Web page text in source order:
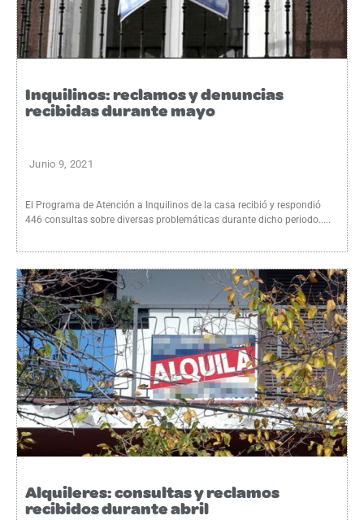
Inquilinos: reclamos y denuncias
recibidas durante mayo
Junio 9, 2021
El Programa de Atención a Inquilinos de la casa recibió y respondió
446 consultas sobre diversas problemáticas durante dicho periodo.....
Alquileres: consultas y reclamos
recibidos durante abril